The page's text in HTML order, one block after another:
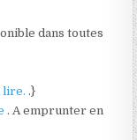
dans toutes
lire..}
. A emprunter en